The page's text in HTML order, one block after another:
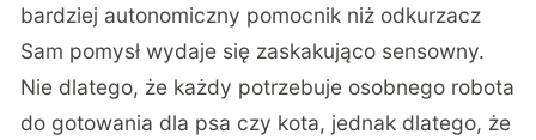
bardziej autonomiczny pomocnik niż odkurzacz
Sam pomysł wydaje się zaskakująco sensowny.
Nie dlatego, że każdy potrzebuje osobnego robota
do gotowania dla psa czy kota, jednak dlatego, że